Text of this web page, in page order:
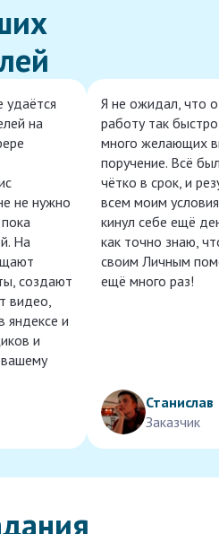
удаётся
на
не нужно
На
создают
видео,
яндексе и
и
Я не ожидал, что
работу так
много желающих
поручение. Всё
чётко в срок, и
всем моим
кинул себе ещё
как точно знаю,
своим Личным
ещё много раз!
Станислав
Заказчик